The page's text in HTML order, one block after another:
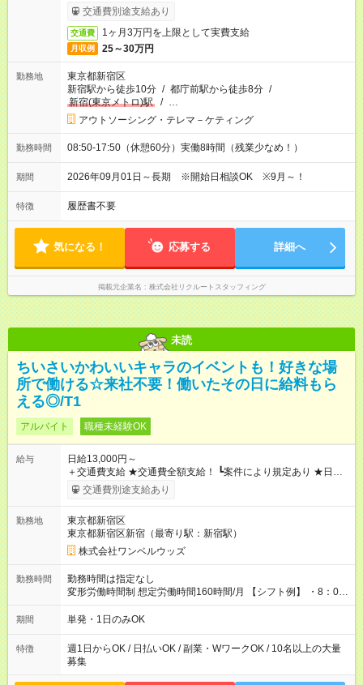
交通費別途支給あり
交通費 1ヶ月3万円を上限として実費支給
月収例 25～30万円
勤務地
東京都新宿区
新宿駅から徒歩10分 / 都庁前駅から徒歩8分 /
新宿(東京メトロ)駅
/ …
アウトソーシング・テレマ－ケティング
勤務時間 08:50-17:50（休憩60分）実働8時間（残業少なめ！）
期間 2026年09月01日～長期 ※開始日相談OK ※9月～！
特徴 履歴書不要
気になる！ 応募する 詳細へ
掲載元企業名 株式会社リクルートスタッフィング
未読
ちいさいかわいいキャラのイベントも！好きな場
所で働ける☆来社不要！働いたその日に給料もら
える◎/T1
アルバイト 職種未経験OK
給与
日給13,000円～
＋交通費支給 ★交通費全額支給！ ┗案件により規定あり ★日払
いOK！（規定あり） ┗働いたその日に現金GET♪ お仕事後はコ
ンビニATMから 日払い分を引き落とせます！ 【試用期間】試
交通費別途支給あり
勤務地
東京都新宿区
東京都新宿区新宿（最寄り駅：新宿駅）
株式会社ワンベルウッズ
勤務時間
勤務時間は指定なし
変形労働時間制 想定労働時間160時間/月 【シフト例】 ・8：00
～21：00
期間 単発・1日のみOK
特徴
週1日からOK / 日払いOK / 副業・WワークOK / 10名以上の大量
募集